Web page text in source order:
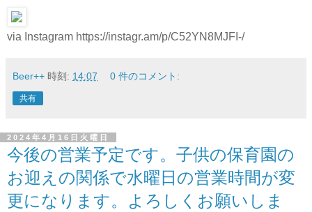
via Instagram https://instagr.am/p/C52YN8MJFI-/
Beer++ 時刻: 14:07 0 件のコメント:
共有
2024年4月16日火曜日
今後の営業予定です。子供の保育園の
お迎えの関係で水曜日の営業時間が変
更になります。よろしくお願いしま